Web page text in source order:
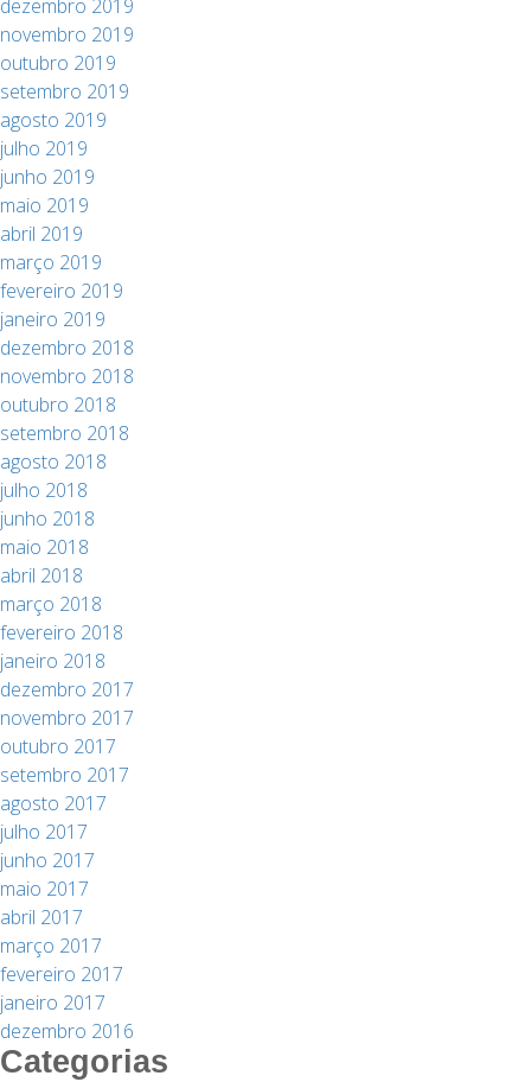
dezembro 2019
novembro 2019
outubro 2019
setembro 2019
agosto 2019
julho 2019
junho 2019
maio 2019
abril 2019
março 2019
fevereiro 2019
janeiro 2019
dezembro 2018
novembro 2018
outubro 2018
setembro 2018
agosto 2018
julho 2018
junho 2018
maio 2018
abril 2018
março 2018
fevereiro 2018
janeiro 2018
dezembro 2017
novembro 2017
outubro 2017
setembro 2017
agosto 2017
julho 2017
junho 2017
maio 2017
abril 2017
março 2017
fevereiro 2017
janeiro 2017
dezembro 2016
Categorias